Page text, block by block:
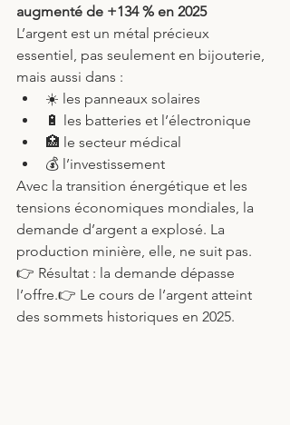
augmenté de +134 % en 2025
L’argent est un métal précieux
essentiel, pas seulement en bijouterie,
mais aussi dans :
☀️ les panneaux solaires
🔋 les batteries et l’électronique
🏥 le secteur médical
💰 l’investissement
Avec la transition énergétique et les
tensions économiques mondiales, la
demande d’argent a explosé. La
production minière, elle, ne suit pas.
👉 Résultat : la demande dépasse
l’offre.👉 Le cours de l’argent atteint
des sommets historiques en 2025.